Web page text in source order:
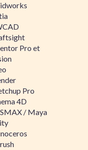
Pro et
Pro
4D
/ Maya